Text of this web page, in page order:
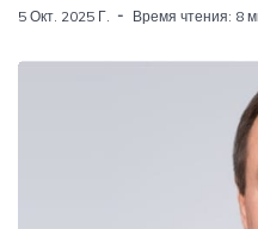
5 Окт. 2025 Г. Время чтения: 8